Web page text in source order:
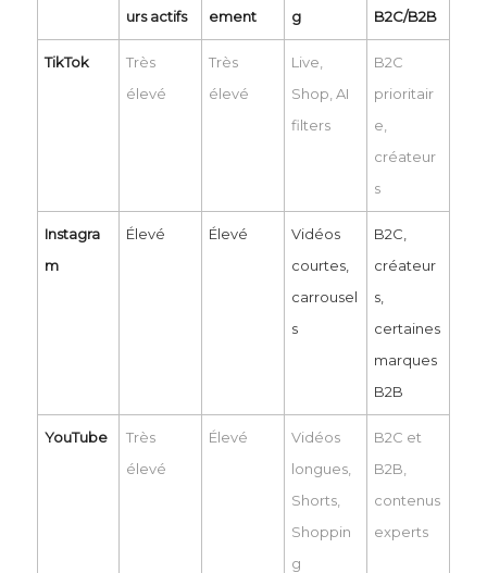
urs actifs
ement
g
B2C/B2B
TikTok
Très
élevé
Très
élevé
Live,
Shop, AI
filters
B2C
prioritair
e,
créateur
s
Instagra
m
Élevé Élevé
Vidéos
courtes,
carrousel
s
B2C,
créateur
s,
certaines
marques
B2B
YouTube
Très
élevé
Élevé
Vidéos
longues,
Shorts,
Shoppin
g
B2C et
B2B,
contenus
experts